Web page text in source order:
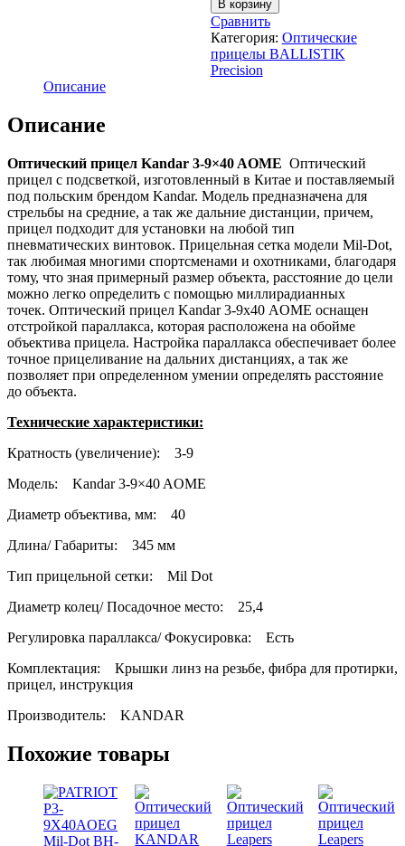
Оптический
прицел
KANDAR
3-
9х40
В корзину
Сравнить
Категория: Оптические
прицелы BALLISTIK
Precision
Описание
Описание
Оптический прицел Kandar 3-9×40 AOMЕ Оптический
прицел с подсветкой, изготовленный в Китае и поставляемый
под польским брендом Kandar. Модель предназначена для
стрельбы на средние, а так же дальние дистанции, причем,
прицел подходит для установки на любой тип
пневматических винтовок. Прицельная сетка модели Mil-Dot,
так любимая многими спортсменами и охотниками, благодаря
тому, что зная примерный размер объекта, расстояние до цели
можно легко определить с помощью миллирадианных
точек. Оптический прицел Kandar 3-9х40 AOМЕ оснащен
отстройкой параллакса, которая расположена на обойме
объектива прицела. Настройка параллакса обеспечивает более
точное прицеливание на дальних дистанциях, а так же
позволяет при определенном умении определять расстояние
до объекта.
Технические характеристики:
Кратность (увеличение): 3-9
Модель: Kandar 3-9×40 AOME
Диаметр объектива, мм: 40
Длина/ Габариты: 345 мм
Тип прицельной сетки: Mil Dot
Диаметр колец/ Посадочное место: 25,4
Регулировка параллакса/ Фокусировка: Есть
Комплектация: Крышки линз на резьбе, фибра для протирки,
прицел, инструкция
Производитель: KANDAR
Похожие товары